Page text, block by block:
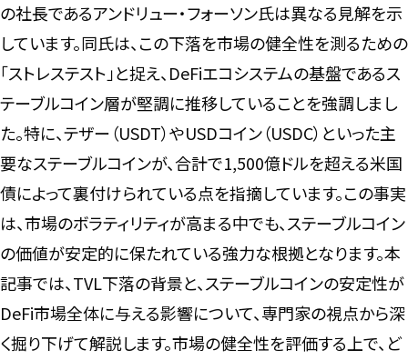
の社長であるアンドリュー・フォーソン氏は異なる見解を示
しています。同氏は、この下落を市場の健全性を測るための
「ストレステスト」と捉え、DeFiエコシステムの基盤であるス
テーブルコイン層が堅調に推移していることを強調しまし
た。特に、テザー（USDT）やUSDコイン（USDC）といった主
要なステーブルコインが、合計で1,500億ドルを超える米国
債によって裏付けられている点を指摘しています。この事実
は、市場のボラティリティが高まる中でも、ステーブルコイン
の価値が安定的に保たれている強力な根拠となります。本
記事では、TVL下落の背景と、ステーブルコインの安定性が
DeFi市場全体に与える影響について、専門家の視点から深
く掘り下げて解説します。市場の健全性を評価する上で、ど